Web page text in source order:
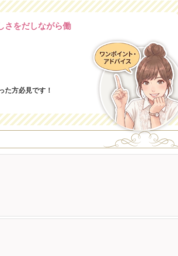
さをだしながら働
た方必見です！